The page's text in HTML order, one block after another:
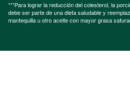
***Para lograr la reducción del colesterol, la
debe ser parte de una dieta saludable y
mantequilla u otro aceite con mayor grasa